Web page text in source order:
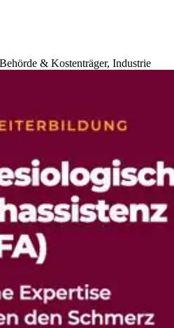
& Kostenträger, Industrie